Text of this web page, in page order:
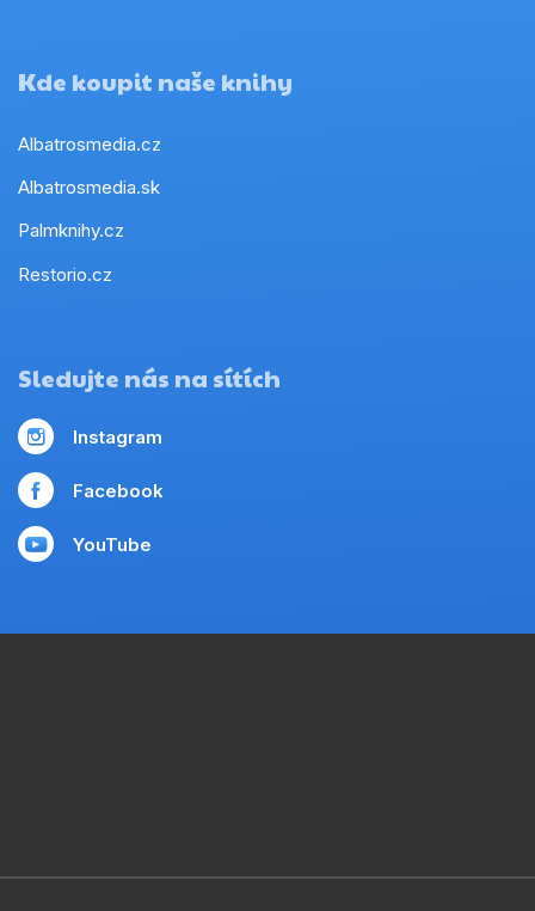
Kde koupit naše knihy
Albatrosmedia.cz
Albatrosmedia.sk
Palmknihy.cz
Restorio.cz
Sledujte nás na sítích
Instagram
Facebook
YouTube